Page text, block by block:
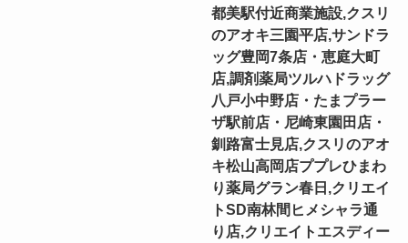
都美駅付近商業施設,クスリ
のアオキ三園平店,サンドラ
ッグ豊岡7条店・恵庭大町
店,調剤薬局ツルハドラッグ
八戸小中野店・たまプラー
ザ駅前店・尼崎東園田店・
釧路富士見店,クスリのアオ
キ松山高岡店ププレひまわ
り薬局グラン春日,クリエイ
トSD南林間ヒメシャラ通
り店,クリエイトエスディー